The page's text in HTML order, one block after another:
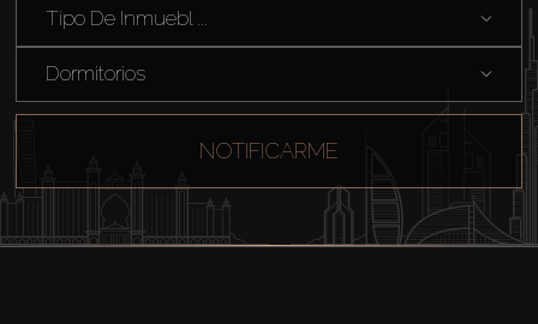
Tipo De Inmuebl ...
Dormitorios
NOTIFICARME